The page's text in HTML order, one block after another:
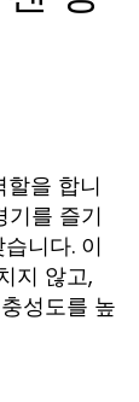
을 합니
기를 즐기
니다. 이
지 않고,
성도를 높